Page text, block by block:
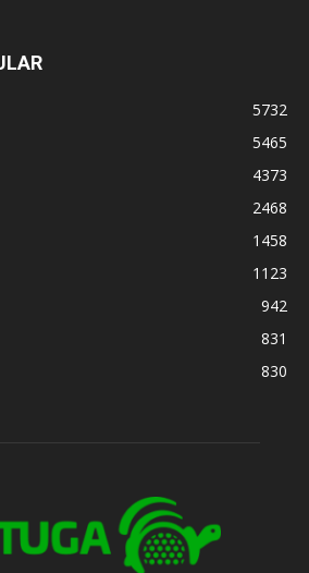
5732
5465
4373
2468
1458
1123
942
831
830